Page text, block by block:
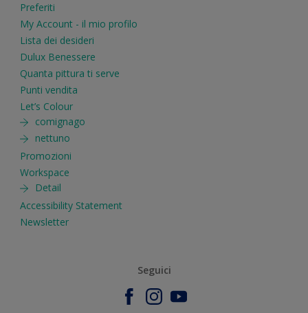
Preferiti
My Account - il mio profilo
Lista dei desideri
Dulux Benessere
Quanta pittura ti serve
Punti vendita
Let’s Colour
comignago
nettuno
Promozioni
Workspace
Detail
Accessibility Statement
Newsletter
Seguici